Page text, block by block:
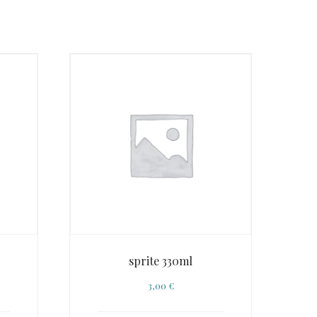
sprite 330ml
3,00 €